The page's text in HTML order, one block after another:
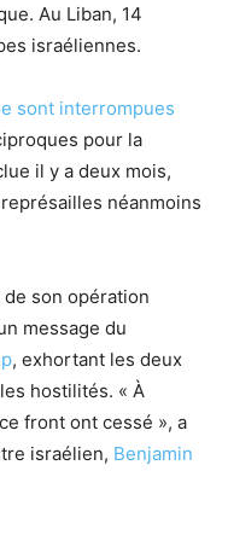
Au Liban, 14
israéliennes.
sont interrompues
pour la
il y a deux mois,
néanmoins
de son opération
message du
, exhortant les deux
hostilités. « À
front ont cessé », a
israélien, Benjamin